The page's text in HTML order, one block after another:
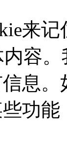
来
容
息
功能